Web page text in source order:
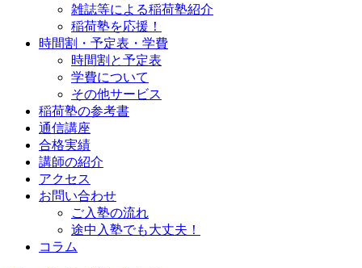
雑誌等による稲荷塾紹介
稲荷塾を応援！
時間割・予定表・学費
時間割と予定表
学費について
その他サービス
稲荷塾の参考書
通信講座
合格実績
講師の紹介
アクセス
お問い合わせ
ご入塾の流れ
途中入塾でも大丈夫！
コラム